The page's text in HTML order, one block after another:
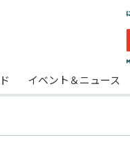
イベント＆ニュース